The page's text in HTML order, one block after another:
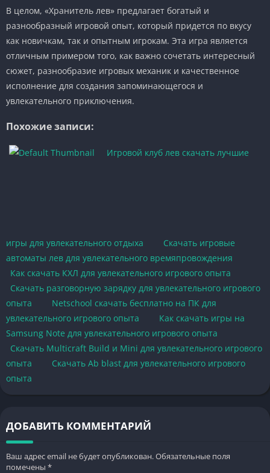
В целом, «Хранитель лев» предлагает богатый и
разнообразный игровой опыт, который придется по вкусу
как новичкам, так и опытным игрокам. Эта игра является
отличным примером того, как важно сочетать интересный
сюжет, разнообразие игровых механик и качественное
исполнение для создания запоминающегося и
увлекательного приключения.
Похожие записи:
Игровой клуб лев скачать лучшие
игры для увлекательного отдыха
Скачать игровые
автоматы лев для увлекательного времяпровождения
Как скачать КХЛ для увлекательного игрового опыта
Скачать разговорную зарядку для увлекательного игрового
опыта
Netschool скачать бесплатно на ПК для
увлекательного игрового опыта
Как скачать игры на
Samsung Note для увлекательного игрового опыта
Скачать Multicraft Build и Mini для увлекательного игрового
опыта
Скачать Ab blast для увлекательного игрового
опыта
ДОБАВИТЬ КОММЕНТАРИЙ
Ваш адрес email не будет опубликован.Обязательные поля
помечены *